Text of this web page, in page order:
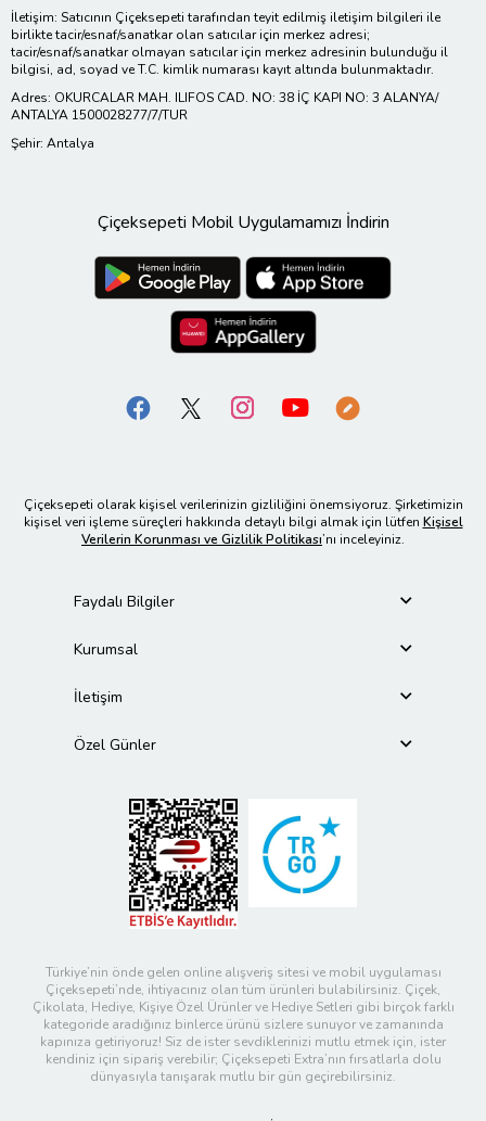
İletişim: Satıcının Çiçeksepeti tarafından teyit edilmiş iletişim bilgileri ile
birlikte tacir/esnaf/sanatkar olan satıcılar için merkez adresi;
tacir/esnaf/sanatkar olmayan satıcılar için merkez adresinin bulunduğu il
bilgisi, ad, soyad ve T.C. kimlik numarası kayıt altında bulunmaktadır.
Adres: OKURCALAR MAH. ILIFOS CAD. NO: 38 İÇ KAPI NO: 3 ALANYA/
ANTALYA 1500028277/7/TUR
Şehir: Antalya
Çiçeksepeti Mobil Uygulamamızı İndirin
Çiçeksepeti olarak kişisel verilerinizin gizliliğini önemsiyoruz. Şirketimizin
kişisel veri işleme süreçleri hakkında detaylı bilgi almak için lütfen Kişisel
Verilerin Korunması ve Gizlilik Politikası’nı inceleyiniz.
Faydalı Bilgiler
Kurumsal
İletişim
Özel Günler
Türkiye’nin önde gelen online alışveriş sitesi ve mobil uygulaması
Çiçeksepeti’nde, ihtiyacınız olan tüm ürünleri bulabilirsiniz. Çiçek,
Çikolata, Hediye, Kişiye Özel Ürünler ve Hediye Setleri gibi birçok farklı
kategoride aradığınız binlerce ürünü sizlere sunuyor ve zamanında
kapınıza getiriyoruz! Siz de ister sevdiklerinizi mutlu etmek için, ister
kendiniz için sipariş verebilir; Çiçeksepeti Extra’nın fırsatlarla dolu
dünyasıyla tanışarak mutlu bir gün geçirebilirsiniz.